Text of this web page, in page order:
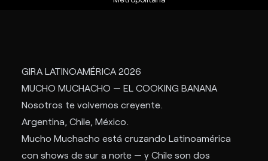
GIRA LATINOAMÉRICA 2026
MUCHO MUCHACHO — EL COOKING BANANA
Nosotros te volvemos creyente.
Argentina, Chile, México.
Mucho Muchacho está cruzando Latinoamérica
con shows de sur a norte — y Chile son dos